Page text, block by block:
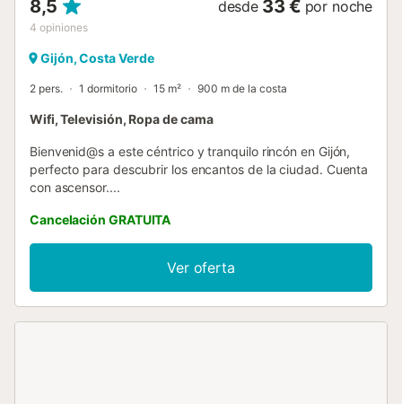
8,5
4 opiniones
desde 33 € por noche
Gijón, Costa Verde
2 pers. 1 dormitorio 15 m² 900 m de la costa
Wifi, Televisión, Ropa de cama
Bienvenid@s a este céntrico y tranquilo rincón en Gijón,
perfecto para descubrir los encantos de la ciudad. Cuenta
con ascensor....
Cancelación GRATUITA
Ver oferta